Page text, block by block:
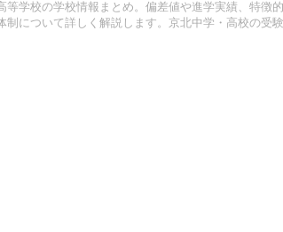
等学校の学校情報まとめ。偏差値や進学実績、特徴
制について詳しく解説します。京北中学・高校の受